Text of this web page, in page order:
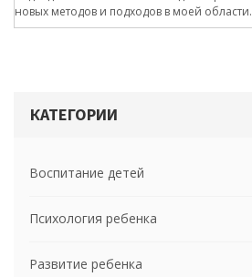
новых методов и подходов в моей области.
КАТЕГОРИИ
Воспитание детей
Психология ребенка
Развитие ребенка